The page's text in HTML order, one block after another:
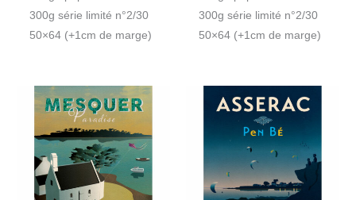
300g série limité n°2/30
50×64 (+1cm de marge)
300g série limité n°2/30
50×64 (+1cm de marge)